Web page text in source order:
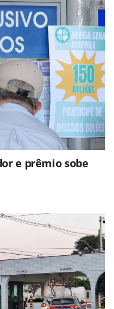
e prêmio sobe